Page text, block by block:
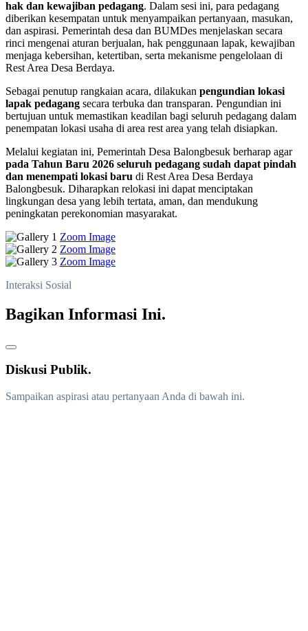
hak dan kewajiban pedagang. Dalam sesi ini, para pedagang
diberikan kesempatan untuk menyampaikan pertanyaan, masukan,
dan aspirasi. Pemerintah desa dan BUMDes menjelaskan secara
rinci mengenai aturan berjualan, hak penggunaan lapak, kewajiban
menjaga kebersihan, ketertiban, serta mekanisme pengelolaan di
Rest Area Desa Berdaya.
Sebagai penutup rangkaian acara, dilakukan pengundian lokasi
lapak pedagang secara terbuka dan transparan. Pengundian ini
bertujuan untuk memastikan keadilan bagi seluruh pedagang dalam
penempatan lokasi usaha di area rest area yang telah disiapkan.
Melalui kegiatan ini, Pemerintah Desa Balongbesuk berharap agar
pada Tahun Baru 2026 seluruh pedagang sudah dapat pindah
dan menempati lokasi baru di Rest Area Desa Berdaya
Balongbesuk. Diharapkan relokasi ini dapat menciptakan
lingkungan desa yang lebih tertata, aman, dan mendukung
peningkatan perekonomian masyarakat.
Zoom Image
Zoom Image
Zoom Image
Interaksi Sosial
Bagikan Informasi Ini.
Diskusi Publik.
Sampaikan aspirasi atau pertanyaan Anda di bawah ini.